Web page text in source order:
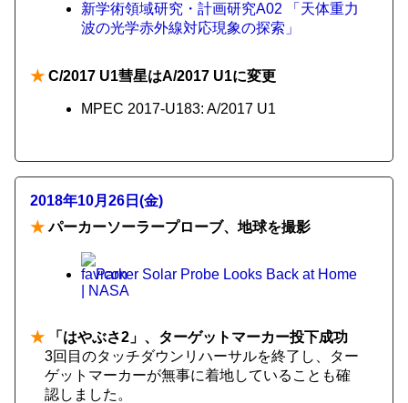
新学術領域研究・計画研究A02 「天体重力
波の光学赤外線対応現象の探索」
★ C/2017 U1彗星はA/2017 U1に変更
MPEC 2017-U183: A/2017 U1
2018年10月26日(金)
★パーカーソーラープローブ、地球を撮影
Parker Solar Probe Looks Back at Home
| NASA
★ 「はやぶさ2」、ターゲットマーカー投下成功
3回目のタッチダウンリハーサルを終了し、ター
ゲットマーカーが無事に着地していることも確
認しました。